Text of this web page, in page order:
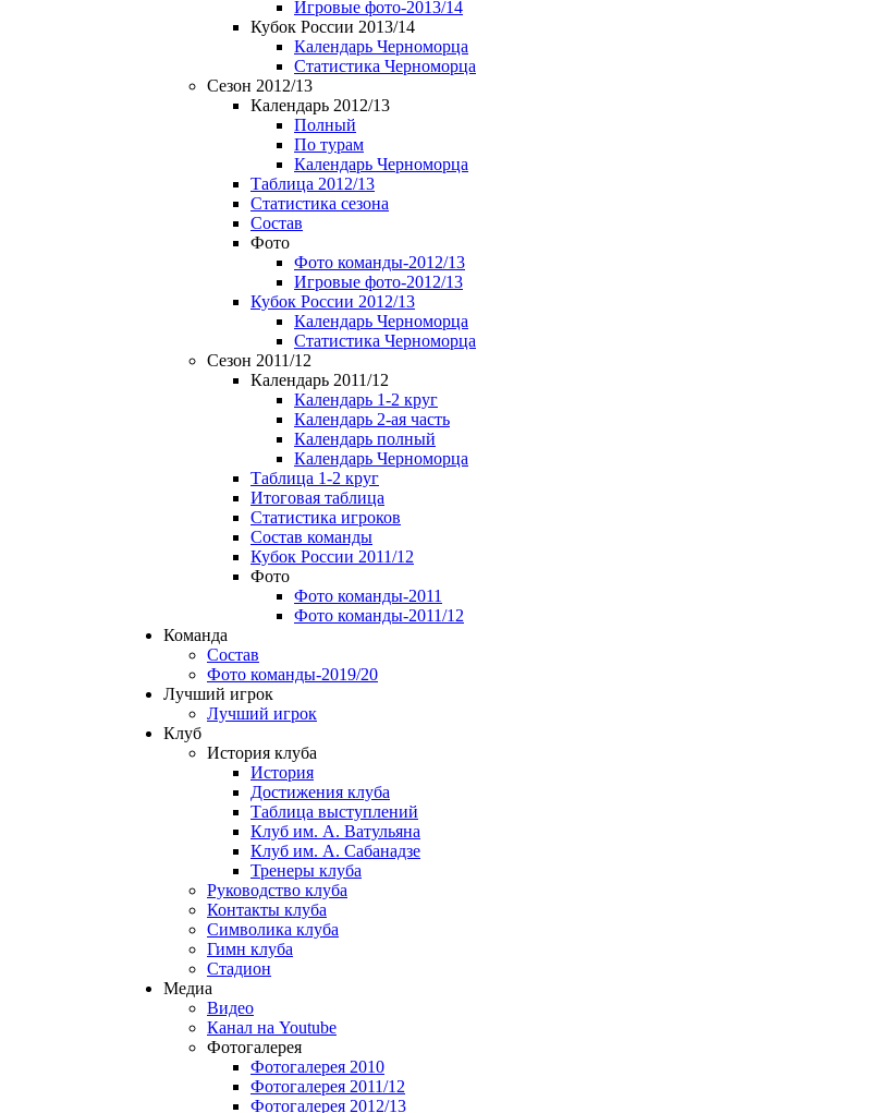
Игровые фото-2013/14
Кубок России 2013/14
Календарь Черноморца
Статистика Черноморца
Сезон 2012/13
Календарь 2012/13
Полный
По турам
Календарь Черноморца
Таблица 2012/13
Статистика сезона
Состав
Фото
Фото команды-2012/13
Игровые фото-2012/13
Кубок России 2012/13
Календарь Черноморца
Статистика Черноморца
Сезон 2011/12
Календарь 2011/12
Календарь 1-2 круг
Календарь 2-ая часть
Календарь полный
Календарь Черноморца
Таблица 1-2 круг
Итоговая таблица
Статистика игроков
Состав команды
Кубок России 2011/12
Фото
Фото команды-2011
Фото команды-2011/12
Команда
Состав
Фото команды-2019/20
Лучший игрок
Лучший игрок
Клуб
История клуба
История
Достижения клуба
Таблица выступлений
Клуб им. А. Ватульяна
Клуб им. А. Сабанадзе
Тренеры клуба
Руководство клуба
Контакты клуба
Символика клуба
Гимн клуба
Стадион
Медиа
Видео
Канал на Youtube
Фотогалерея
Фотогалерея 2010
Фотогалерея 2011/12
Фотогалерея 2012/13